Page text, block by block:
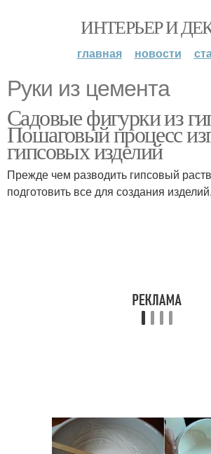
ИНТЕРЬЕР И
главная новости
Руки из цемента
Садовые фигурки из
Пошаговый процесс
гипсовых изделий
Прежде чем разводить гипсовый
подготовить все для создания изделий.